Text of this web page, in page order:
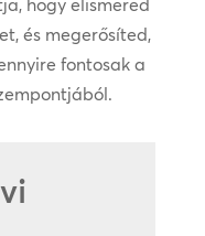
hogy elismered
és megerősíted,
fontosak a